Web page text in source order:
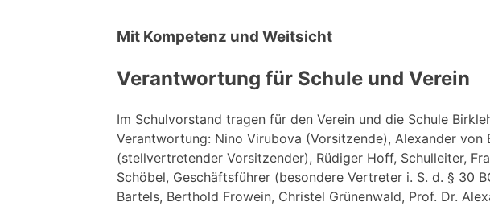
Mit Kompetenz und Weitsicht
Verantwortung für Schule und Verein
Im Schulvorstand tragen für den Verein und die Schule
Verantwortung: Nino Virubova (Vorsitzende), Alexander von
(stellvertretender Vorsitzender), Rüdiger Hoff, Schulleiter,
Schöbel, Geschäftsführer (besondere Vertreter i. S. d. § 30
Bartels, Berthold Frowein, Christel Grünenwald, Prof. Dr.